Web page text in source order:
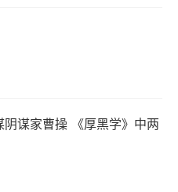
阴谋家曹操 《厚黑学》中两